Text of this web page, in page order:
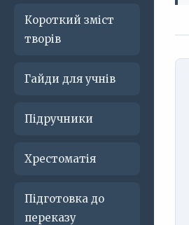
Короткий зміст
творів
Гайди для учнів
Підручники
Хрестоматія
Підготовка до
переказу